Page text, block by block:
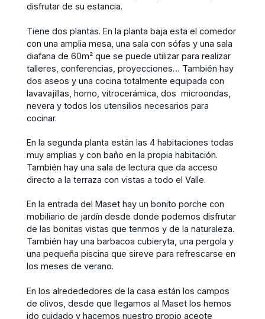
disfrutar de su estancia.
Tiene dos plantas. En la planta baja esta el comedor
con una amplia mesa, una sala con sófas y una sala
diafana de 60m² que se puede utilizar para realizar
talleres, conferencias, proyecciones… También hay
dos aseos y una cocina totalmente equipada con
lavavajillas, horno, vitrocerámica, dos microondas,
nevera y todos los utensilios necesarios para
cocinar.
En la segunda planta están las 4 habitaciones todas
muy amplias y con baño en la propia habitación.
También hay una sala de lectura que da acceso
directo a la terraza con vistas a todo el Valle.
En la entrada del Maset hay un bonito porche con
mobiliario de jardín desde donde podemos disfrutar
de las bonitas vistas que tenmos y de la naturaleza.
También hay una barbacoa cubieryta, una pergola y
una pequeña piscina que sireve para refrescarse en
los meses de verano.
En los alredededores de la casa están los campos
de olivos, desde que llegamos al Maset los hemos
ido cuidado y hacemos nuestro propio aceote